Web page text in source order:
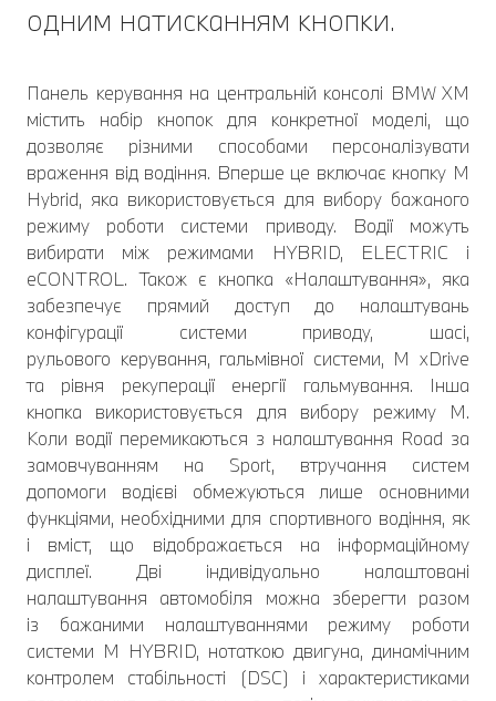
одним натисканням кнопки.
Панель керування на центральній консолі BMW XM
містить набір кнопок для конкретної моделі, що
дозволяє різними способами персоналізувати
враження від водіння. Вперше це включає кнопку M
Hybrid, яка використовується для вибору бажаного
режиму роботи системи приводу. Водії можуть
вибирати між режимами HYBRID, ELECTRIC і
eCONTROL. Також є кнопка «Налаштування», яка
забезпечує прямий доступ до налаштувань
конфігурації системи приводу, шасі,
рульового керування, гальмівної системи, M xDrive
та рівня рекуперації енергії гальмування. Інша
кнопка використовується для вибору режиму M.
Коли водії перемикаються з налаштування Road за
замовчуванням на Sport, втручання систем
допомоги водієві обмежуються лише основними
функціями, необхідними для спортивного водіння, як
і вміст, що відображається на інформаційному
дисплеї. Дві індивідуально налаштовані
налаштування автомобіля можна зберегти разом
із бажаними налаштуваннями режиму роботи
системи M HYBRID, нотаткою двигуна, динамічним
контролем стабільності (DSC) і характеристиками